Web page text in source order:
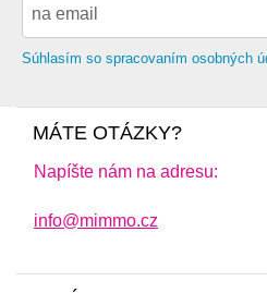
Súhlasím so spracovaním osobných
MÁTE OTÁZKY?
Napíšte nám na adresu:
info@mimmo.cz